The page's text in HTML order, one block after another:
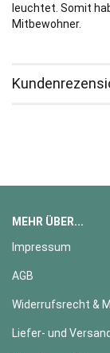
leuchtet. Somit
Mitbewohner.
MEHR ÜBER...
Impressum
AGB
Widerrufsrecht &
Liefer- und